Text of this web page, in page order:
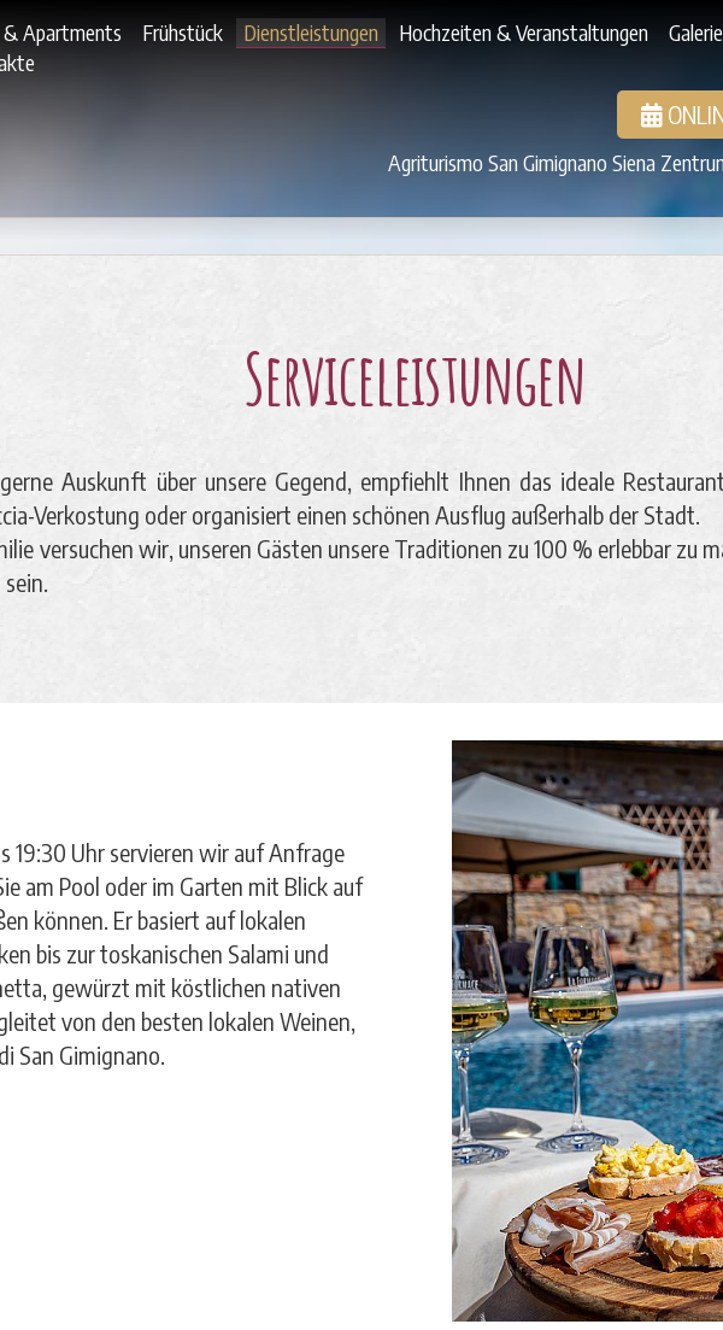
& Apartments Frühstück Dienstleistungen Hochzeiten & Veranstaltungen Galerie
Agriturismo San Gimignano Siena
Serviceleistungen
Auskunft über unsere Gegend, empfiehlt Ihnen das ideale
Verkostung oder organisiert einen schönen Ausflug außerhalb der Stadt.
versuchen wir, unseren Gästen unsere Traditionen zu 100 % erlebbar zu
19:30 Uhr servieren wir auf Anfrage
am Pool oder im Garten mit Blick auf
können. Er basiert auf lokalen
bis zur toskanischen Salami und
gewürzt mit köstlichen nativen
von den besten lokalen Weinen,
San Gimignano.